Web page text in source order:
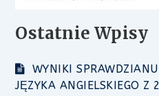
Ostatnie Wpisy
WYNIKI
JĘZYKA ANGIELSKIEGO